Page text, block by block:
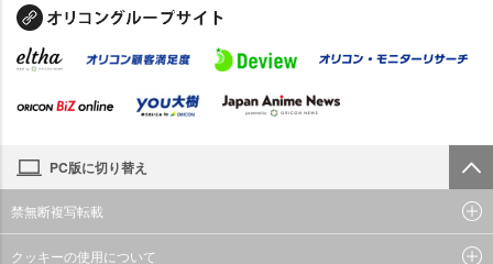
PC版に切り替え
禁無断複写転載
クッキーの使用について